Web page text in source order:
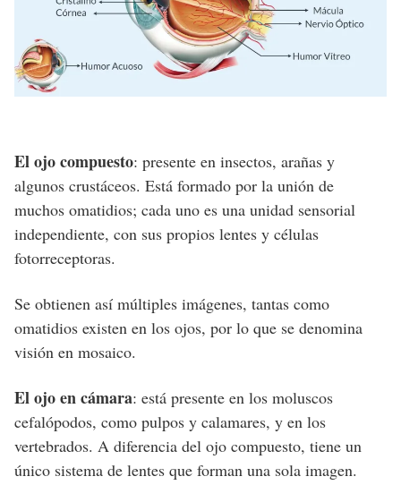
El ojo compuesto: presente en insectos, arañas y
algunos crustáceos. Está formado por la unión de
muchos omatidios; cada uno es una unidad sensorial
independiente, con sus propios lentes y células
fotorreceptoras.
Se obtienen así múltiples imágenes, tantas como
omatidios existen en los ojos, por lo que se denomina
visión en mosaico.
El ojo en cámara: está presente en los moluscos
cefalópodos, como pulpos y calamares, y en los
vertebrados. A diferencia del ojo compuesto, tiene un
único sistema de lentes que forman una sola imagen.